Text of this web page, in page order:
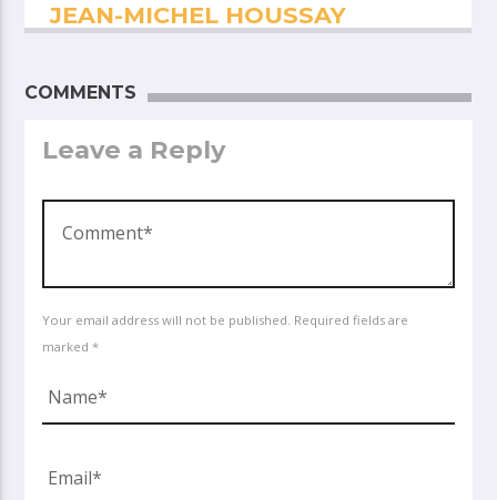
JEAN-MICHEL HOUSSAY
COMMENTS
Leave a Reply
Your email address will not be published. Required fields are
marked *